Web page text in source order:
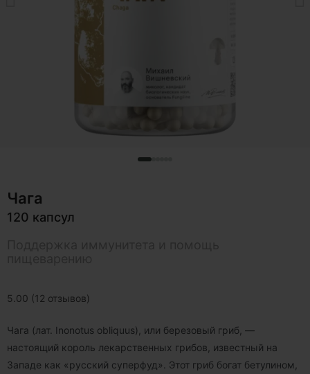
5.00 (12 отзывов)
Чага
120 капсул
Чага (лат. Inonotus obliquus), или березовый гриб, —
настоящий король лекарственных грибов, известный на
Западе как «русский суперфуд». Этот гриб богат бетулином,